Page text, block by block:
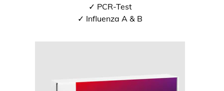
✓ PCR-Test
✓ Influenza A & B